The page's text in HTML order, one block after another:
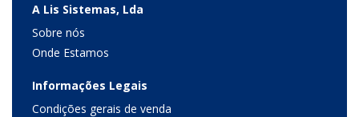
A Lis Sistemas, Lda
Sobre nós
Onde Estamos
Informações Legais
Condições gerais de venda